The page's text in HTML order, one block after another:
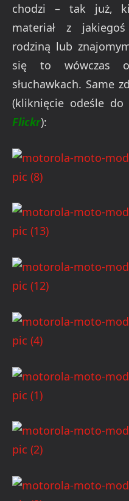
chodzi – tak już,
materiał z
rodziną lub
się to wówczas
słuchawkach. Same
(kliknięcie odeśle
Flickr):